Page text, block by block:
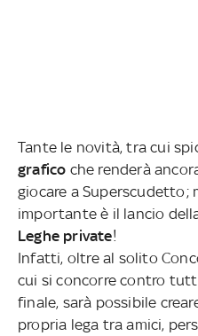
Tante le novità, tra cui
grafico che renderà
giocare a Superscudetto;
importante è il lancio
Leghe private!
Infatti, oltre al solito
cui si concorre contro
finale, sarà possibile
propria lega tra amici,